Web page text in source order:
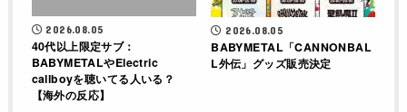
2026.08.05
40代以上限定サブ：
BABYMETALやElectric
callboyを聴いてる人いる？
【海外の反応】
2026.08.05
BABYMETAL「CANNONBAL
L外伝」グッズ販売決定